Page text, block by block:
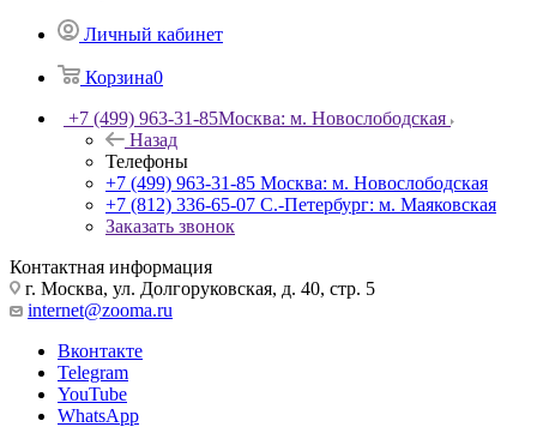
Личный кабинет
Корзина0
+7 (499) 963-31-85Москва: м. Новослободская
Назад
Телефоны
+7 (499) 963-31-85 Москва: м. Новослободская
+7 (812) 336-65-07 С.-Петербург: м. Маяковская
Заказать звонок
Контактная информация
г. Москва, ул. Долгоруковская, д. 40, стр. 5
internet@zooma.ru
Вконтакте
Telegram
YouTube
WhatsApp